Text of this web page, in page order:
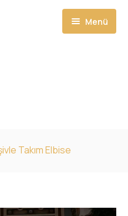
Menü
Takım Elbise